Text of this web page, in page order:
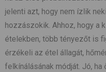
jelenti azt, hogy nem ízlik
hozzászokik. Ahhoz, hogy a
ételekben, több tényezőt is
érzékeli az étel állagát,
felkínálásának módját. Jó,